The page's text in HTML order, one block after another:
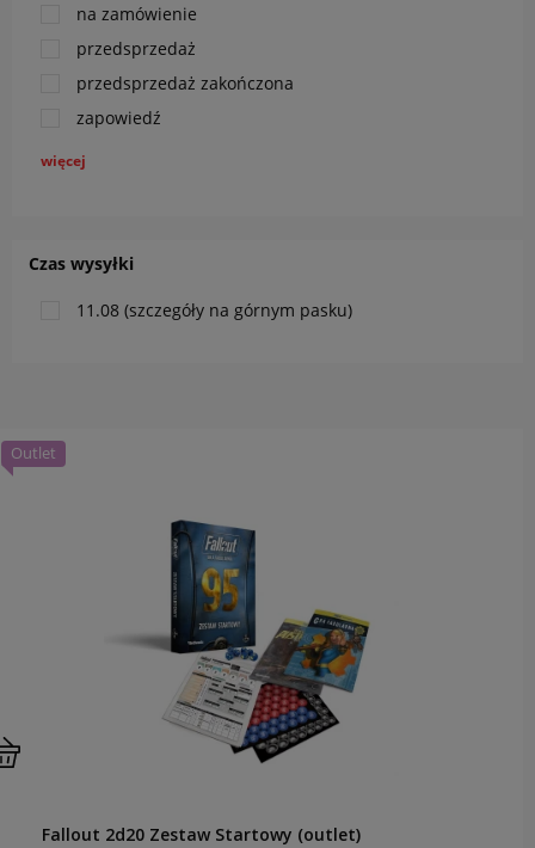
na zamówienie
przedsprzedaż
przedsprzedaż zakończona
zapowiedź
więcej
Czas wysyłki
11.08 (szczegóły na górnym pasku)
Fallout 2d20 Zestaw Startowy (outlet)
Outlet